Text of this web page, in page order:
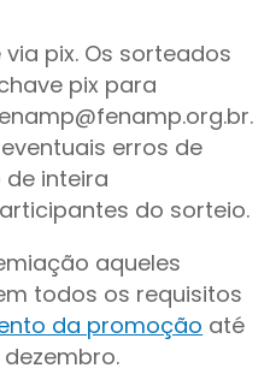
pix. Os sorteados
pix para
.
erros de
inteira
do sorteio.
aqueles
todos os requisitos
da promoção até
dezembro.